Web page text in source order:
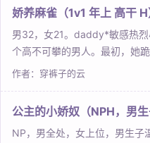
娇养麻雀（1v1 年上 高干 H
男32，女21。daddy*敏感热
个高不可攀的男人。最初，她跪
作者：穿裤子的云
公主的小娇奴（NPH，男生
NP，男全处，女上位，男生子